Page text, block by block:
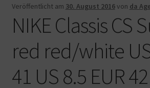
Impressum
Kasse
Mein Konto
Veröffentlicht am 30. August 2016von da
NIKE Classis CS
red red/white
41 US 8.5 EUR